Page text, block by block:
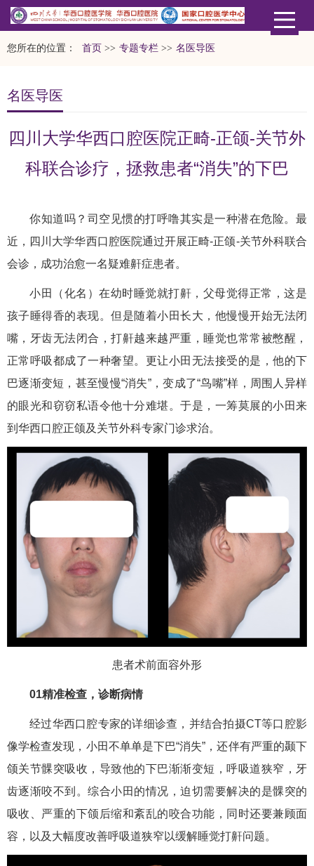
您所在的位置： 首页 >> 专题专栏 >> 名医导医
名医导医
四川大学华西口腔医院正畸-正颌-关节外
科联合诊疗，拯救患者“消失”的下巴
你知道吗？司空见惯的打呼噜其实是一种潜在危险。最
近，四川大学华西口腔医院通过开展正畸-正颌-关节外科联合
会诊，成功治愈一名疑难鼾症患者。
小田（化名）在幼时睡觉就打鼾，父母觉得正常，这是
孩子睡得香的表现。但是随着小田长大，他慢慢开始无法闭
嘴，牙齿无法闭合，打鼾越来越严重，睡觉也常常被憋醒，
正常呼吸都成了一种奢望。更让小田无法接受的是，他的下
巴逐渐变短，甚至慢慢“消失”，变成了“鸟嘴”样，周围人异样
的眼光和窃窃私语令他十分难堪。于是，一筹莫展的小田来
到华西口腔正颌及关节外科专家门诊求治。
患者术前面容外形
01精准检查，诊断病情
经过华西口腔专家的详细诊查，并结合拍摄CT等口腔影
像学检查发现，小田不单单是下巴“消失”，还伴有严重的颞下
颌关节髁突吸收，导致他的下巴渐渐变短，呼吸道狭窄，牙
齿逐渐咬不到。综合小田的情况，迫切需要解决的是髁突的
吸收、严重的下颌后缩和紊乱的咬合功能，同时还要兼顾面
容，以及大幅度改善呼吸道狭窄以缓解睡觉打鼾问题。